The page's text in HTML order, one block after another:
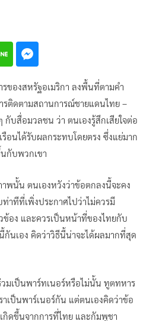
ของสหรัฐอเมริกา ลงพื้นที่ตามคำ
รติดตามสถานการณ์ชายแดนไทย –
กับสื่อมวลชน ว่า ตนเองรู้สึกเสียใจต่อ
กับพวกเขา
พนั้น ตนเองหวังว่าข้อตกลงนี้จะคง
าทีที่เพิ่งประกาศไปว่าไม่ควรมี
ข้อง และควรเป็นหน้าที่ของไทยกับ
มเป็นพาร์ทเนอร์หรือไม่นั้น ทูตทหาร